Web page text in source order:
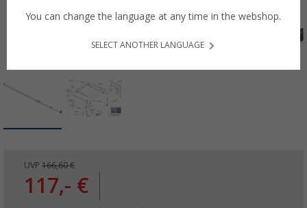
UVP 166,60 €
117,- €
You can change the language at any time in the webshop.
SELECT ANOTHER LANGUAGE